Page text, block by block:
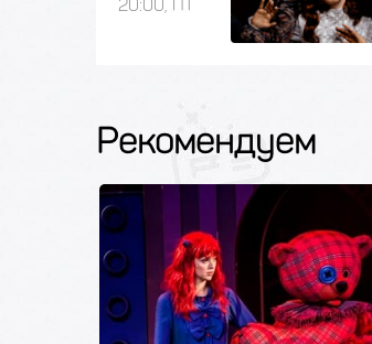
20:00, ПТ
Рекомендуем